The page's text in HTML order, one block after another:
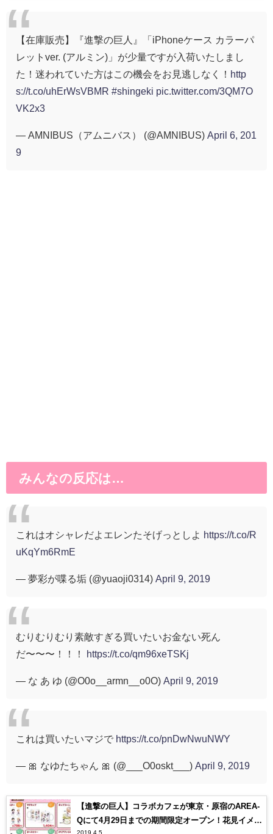
【在庫販売】『進撃の巨人』「iPhoneケース カラーパ
レットver. (アルミン)」が少量ですが入荷いたしまし
た！迷われていた方はこの機会をお見逃しなく！ http
s://t.co/uhErWsVBMR #shingeki pic.twitter.com/3QM7O
VK2x3
— AMNIBUS（アムニバス） (@AMNIBUS) April 6, 201
9
みんなの反応は…
これはオシャレだよエレンたそげっとしよ https://t.co/R
uKqYm6RmE
— 夢彩が喋る垢 (@yuaoji0314) April 9, 2019
むりむりむり素敵すぎる買いたいお金ない死ん
だ〜〜〜！！！
https://t.co/qm96xeTSKj
— な あ ゆ (@O0o__armn__o0O) April 9, 2019
これは買いたいマジで https://t.co/pnDwNwuNWY
— 🎀 なゆたちゃん 🎀 (@___O0oskt___) April 9, 2019
【進撃の巨人】コラボカフェが東京・原宿のAREA-
Qにて4月29日までの期間限定オープン！花見イメー
2019.4.5